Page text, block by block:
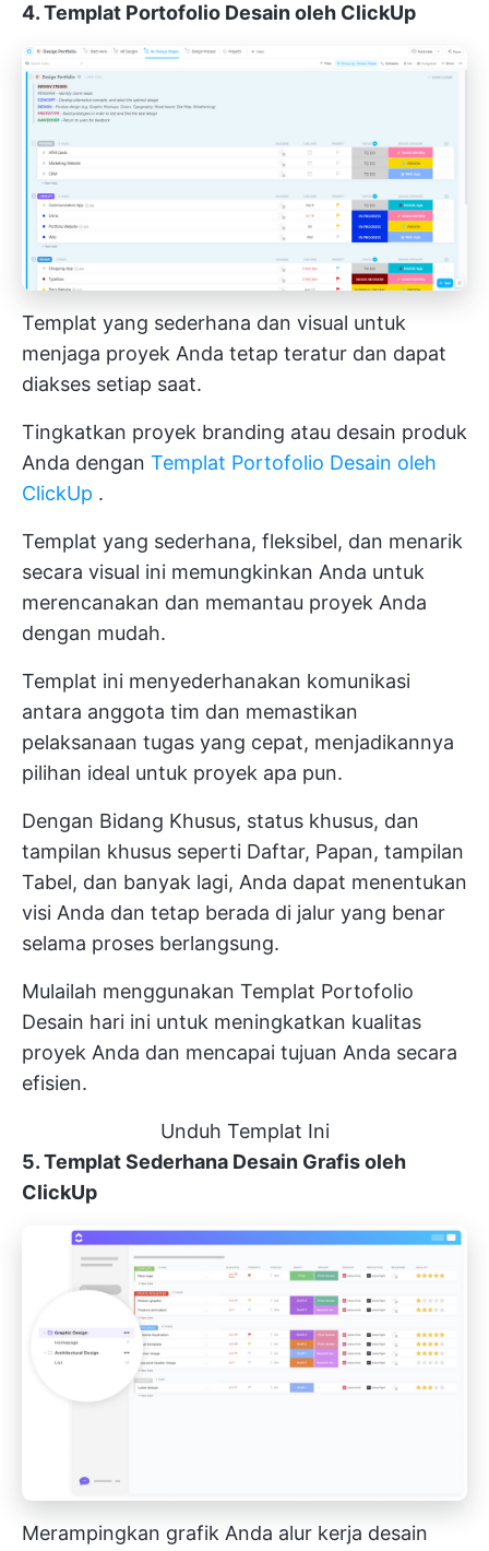
4. Templat Portofolio Desain oleh ClickUp
Templat yang sederhana dan visual untuk
menjaga proyek Anda tetap teratur dan dapat
diakses setiap saat.
Tingkatkan proyek branding atau desain produk
Anda dengan Templat Portofolio Desain oleh
ClickUp .
Templat yang sederhana, fleksibel, dan menarik
secara visual ini memungkinkan Anda untuk
merencanakan dan memantau proyek Anda
dengan mudah.
Templat ini menyederhanakan komunikasi
antara anggota tim dan memastikan
pelaksanaan tugas yang cepat, menjadikannya
pilihan ideal untuk proyek apa pun.
Dengan Bidang Khusus, status khusus, dan
tampilan khusus seperti Daftar, Papan, tampilan
Tabel, dan banyak lagi, Anda dapat menentukan
visi Anda dan tetap berada di jalur yang benar
selama proses berlangsung.
Mulailah menggunakan Templat Portofolio
Desain hari ini untuk meningkatkan kualitas
proyek Anda dan mencapai tujuan Anda secara
efisien.
Unduh Templat Ini
5. Templat Sederhana Desain Grafis oleh
ClickUp
Merampingkan grafik Anda alur kerja desain